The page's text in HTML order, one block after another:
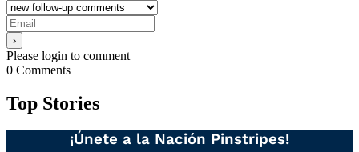
Please login to comment
0 Comments
Top Stories
¡Únete a la Nación Pinstripes!